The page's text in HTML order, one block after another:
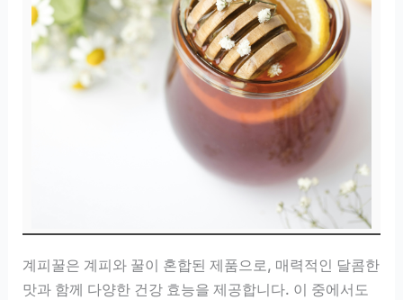
계피꿀은 계피와 꿀이 혼합된 제품으로, 매력적인 달콤한
맛과 함께 다양한 건강 효능을 제공합니다. 이 중에서도